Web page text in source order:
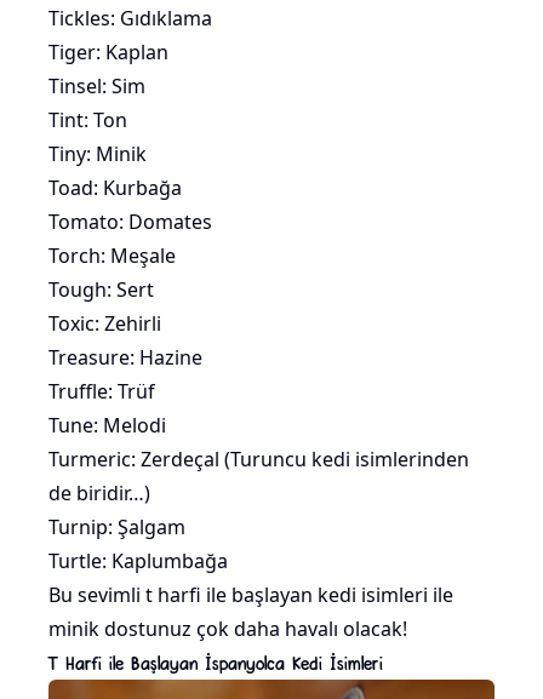
Tickles: Gıdıklama
Tiger: Kaplan
Tinsel: Sim
Tint: Ton
Tiny: Minik
Toad: Kurbağa
Tomato: Domates
Torch: Meşale
Tough: Sert
Toxic: Zehirli
Treasure: Hazine
Truffle: Trüf
Tune: Melodi
Turmeric: Zerdeçal (Turuncu kedi isimlerinden
de biridir…)
Turnip: Şalgam
Turtle: Kaplumbağa
Bu sevimli t harfi ile başlayan kedi isimleri ile
minik dostunuz çok daha havalı olacak!
T Harfi ile Başlayan İspanyolca Kedi İsimleri